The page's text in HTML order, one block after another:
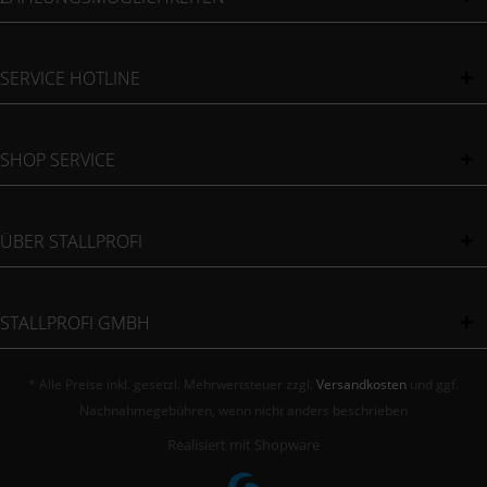
SERVICE HOTLINE
SHOP SERVICE
ÜBER STALLPROFI
STALLPROFI GMBH
* Alle Preise inkl. gesetzl. Mehrwertsteuer zzgl. Versandkosten und ggf.
Nachnahmegebühren, wenn nicht anders beschrieben
Realisiert mit Shopware